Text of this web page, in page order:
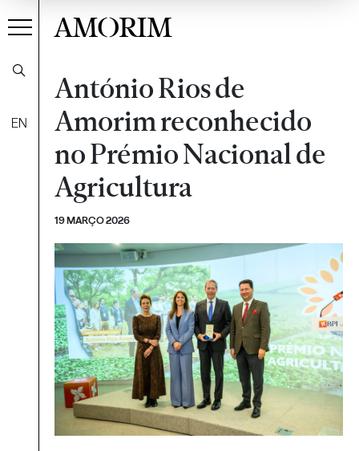
EN
AMORIM
António Rios de
Amorim reconhecido
no Prémio Nacional de
Agricultura
19 MARÇO 2026